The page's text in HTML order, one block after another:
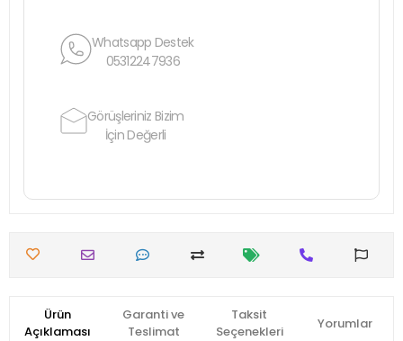
Whatsapp Destek
05312247936
Görüşleriniz Bizim
İçin Değerli
Ürün
Açıklaması
Garanti ve
Teslimat
Taksit
Seçenekleri
Yorumlar